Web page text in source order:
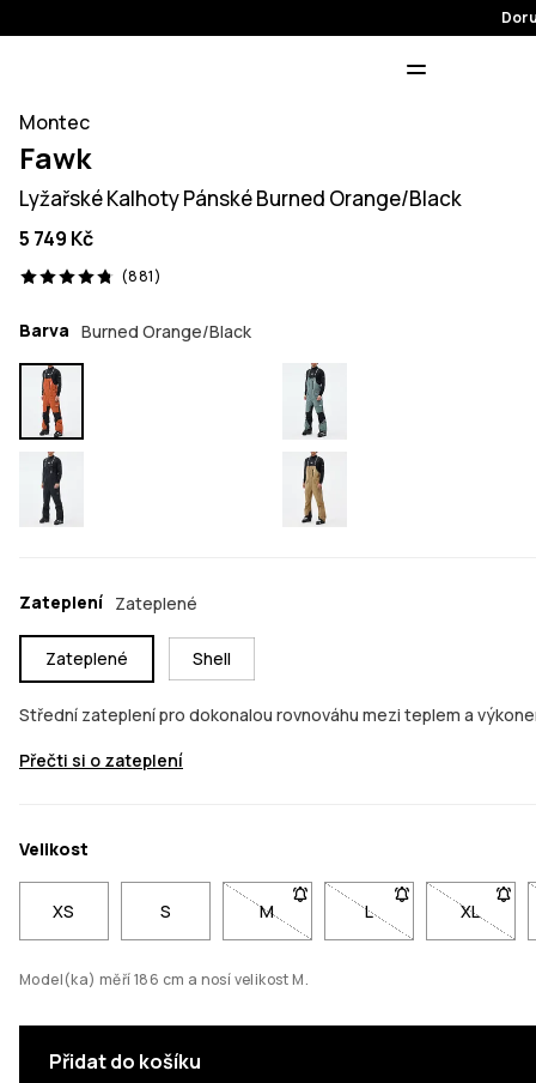
Montec
Fawk
Lyžařské Kalhoty Pánské Burned Orange/Black
5 749 Kč
(881)
881 recenze, 4.8/5
Barva Burned Orange/Black
Zateplení Zateplené
Zateplené Shell
Střední zateplení pro dokonalou rovnováhu mezi teplem a
Přečti si o zateplení
Velikost
XS S M- Velikost M není dostupná. Klikni
L- Velikost L není
XL
-
Model(ka) měří 186 cm a nosí velikost M.
Přidat do košíku